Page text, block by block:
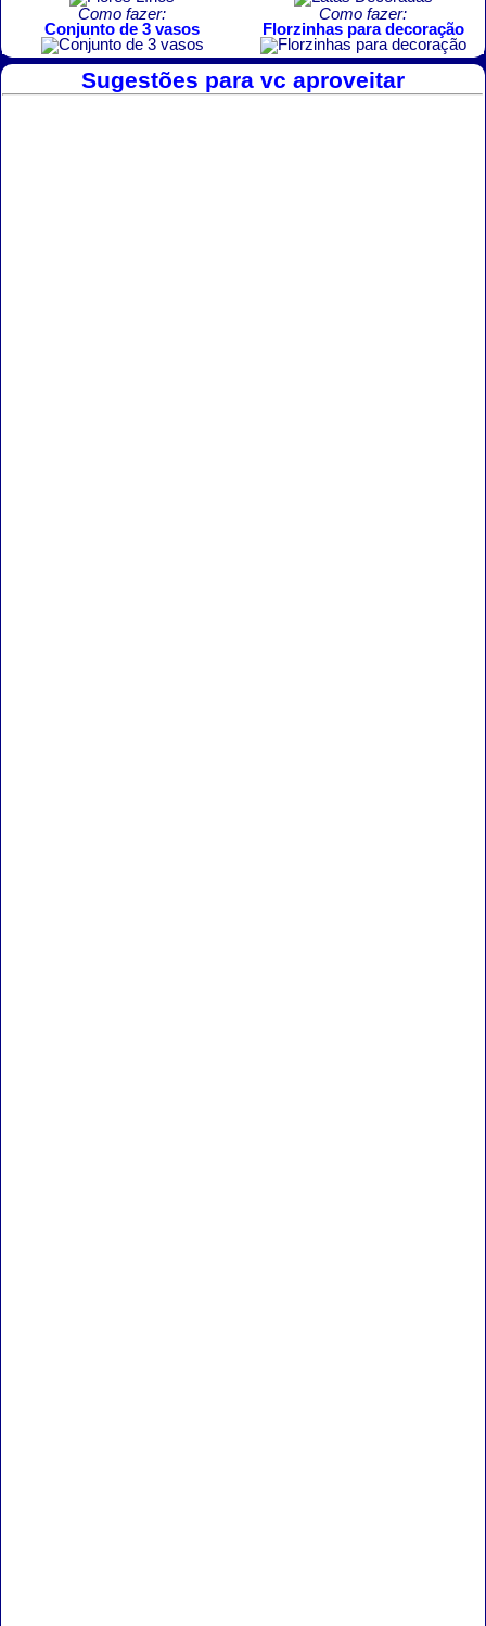
Como fazer:
Conjunto de 3 vasos
Como fazer:
Florzinhas para decoração
Sugestões para vc aproveitar